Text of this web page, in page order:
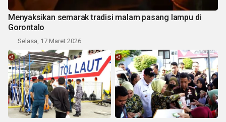
Menyaksikan semarak tradisi malam pasang lampu di
Gorontalo
Selasa, 17 Maret 2026